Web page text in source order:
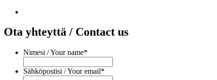
Ota yhteyttä / Contact us
Nimesi / Your name*
Sähköpostisi / Your email*